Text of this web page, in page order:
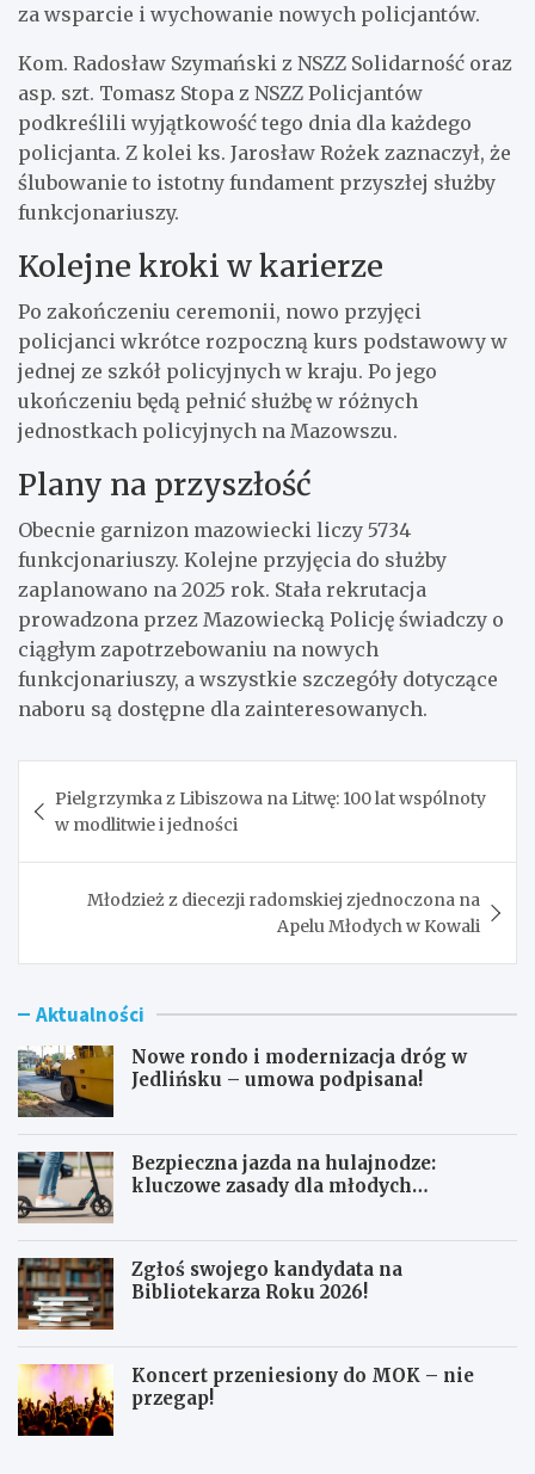
za wsparcie i wychowanie nowych policjantów.
Kom. Radosław Szymański z NSZZ Solidarność oraz
asp. szt. Tomasz Stopa z NSZZ Policjantów
podkreślili wyjątkowość tego dnia dla każdego
policjanta. Z kolei ks. Jarosław Rożek zaznaczył, że
ślubowanie to istotny fundament przyszłej służby
funkcjonariuszy.
Kolejne kroki w karierze
Po zakończeniu ceremonii, nowo przyjęci
policjanci wkrótce rozpoczną kurs podstawowy w
jednej ze szkół policyjnych w kraju. Po jego
ukończeniu będą pełnić służbę w różnych
jednostkach policyjnych na Mazowszu.
Plany na przyszłość
Obecnie garnizon mazowiecki liczy 5734
funkcjonariuszy. Kolejne przyjęcia do służby
zaplanowano na 2025 rok. Stała rekrutacja
prowadzona przez Mazowiecką Policję świadczy o
ciągłym zapotrzebowaniu na nowych
funkcjonariuszy, a wszystkie szczegóły dotyczące
naboru są dostępne dla zainteresowanych.
wpisu
Pielgrzymka z Libiszowa na Litwę: 100 lat wspólnoty
w modlitwie i jedności
Młodzież z diecezji radomskiej zjednoczona na
Apelu Młodych w Kowali
Aktualności
Nowe rondo i modernizacja dróg w
Jedlińsku – umowa podpisana!
Bezpieczna jazda na hulajnodze:
kluczowe zasady dla młodych
Zgłoś swojego kandydata na
Bibliotekarza Roku 2026!
Koncert przeniesiony do MOK – nie
przegap!
N
B